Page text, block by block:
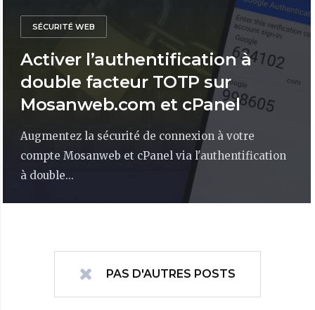
SÉCURITÉ WEB
Activer l’authentification à
double facteur TOTP sur
Mosanweb.com et cPanel
Augmentez la sécurité de connexion à votre
compte Mosanweb et cPanel via l'authentification
à double...
PAS D'AUTRES POSTS